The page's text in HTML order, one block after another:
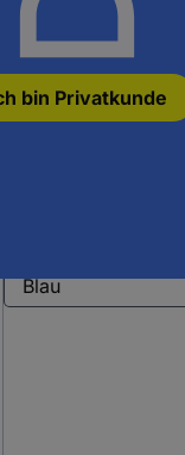
bin Privatkunde